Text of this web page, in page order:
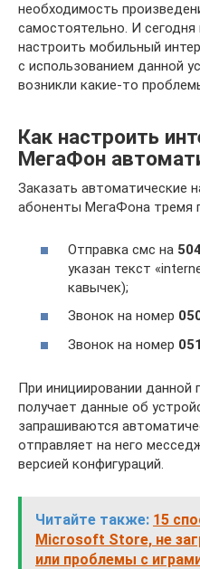
необходимость
самостоятельно. И
настроить мобильный
с использованием данной
возникли какие-то
Как настроить
МегаФон
Заказать автоматические
абоненты МегаФона тремя
Отправка смс на
указан текст
кавычек);
Звонок на номер
Звонок на номер
При инициировании данной
получает данные об
запрашиваются
отправляет на него
версией конфигураций.
Читайте также: 15
Microsoft Store, не
или проблемы с